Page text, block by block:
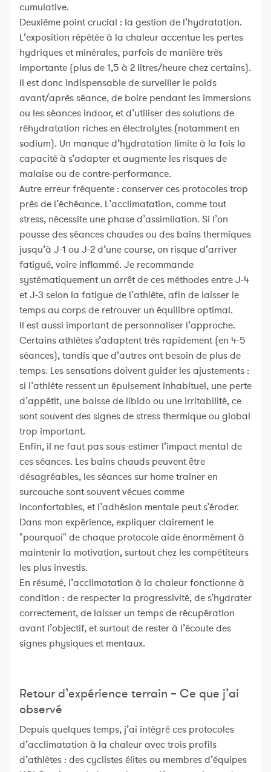
cumulative.
Deuxième point crucial : la gestion de l’hydratation.
L’exposition répétée à la chaleur accentue les pertes
hydriques et minérales, parfois de manière très
importante (plus de 1,5 à 2 litres/heure chez certains).
Il est donc indispensable de surveiller le poids
avant/après séance, de boire pendant les immersions
ou les séances indoor, et d’utiliser des solutions de
réhydratation riches en électrolytes (notamment en
sodium). Un manque d’hydratation limite à la fois la
capacité à s’adapter et augmente les risques de
malaise ou de contre-performance.
Autre erreur fréquente : conserver ces protocoles trop
près de l’échéance. L’acclimatation, comme tout
stress, nécessite une phase d’assimilation. Si l’on
pousse des séances chaudes ou des bains thermiques
jusqu’à J-1 ou J-2 d’une course, on risque d’arriver
fatigué, voire inflammé. Je recommande
systématiquement un arrêt de ces méthodes entre J-4
et J-3 selon la fatigue de l’athlète, afin de laisser le
temps au corps de retrouver un équilibre optimal.
Il est aussi important de personnaliser l’approche.
Certains athlètes s’adaptent très rapidement (en 4-5
séances), tandis que d’autres ont besoin de plus de
temps. Les sensations doivent guider les ajustements :
si l’athlète ressent un épuisement inhabituel, une perte
d’appétit, une baisse de libido ou une irritabilité, ce
sont souvent des signes de stress thermique ou global
trop important.
Enfin, il ne faut pas sous-estimer l’impact mental de
ces séances. Les bains chauds peuvent être
désagréables, les séances sur home trainer en
surcouche sont souvent vécues comme
inconfortables, et l’adhésion mentale peut s’éroder.
Dans mon expérience, expliquer clairement le
"pourquoi" de chaque protocole aide énormément à
maintenir la motivation, surtout chez les compétiteurs
les plus investis.
En résumé, l’acclimatation à la chaleur fonctionne à
condition : de respecter la progressivité, de s’hydrater
correctement, de laisser un temps de récupération
avant l’objectif, et surtout de rester à l’écoute des
signes physiques et mentaux.
Retour d’expérience terrain – Ce que j’ai
observé
Depuis quelques temps, j’ai intégré ces protocoles
d’acclimatation à la chaleur avec trois profils
d’athlètes : des cyclistes élites ou membres d’équipes